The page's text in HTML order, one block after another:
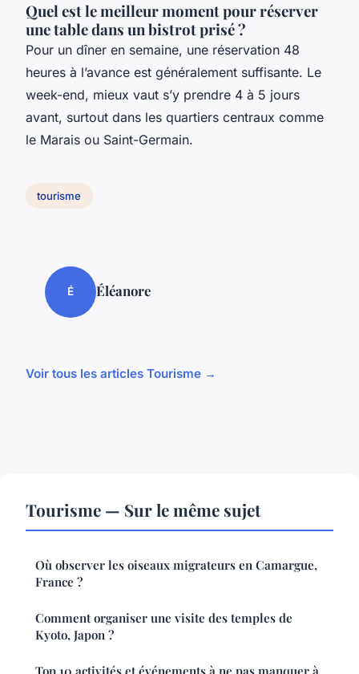
Quel est le meilleur moment pour réserver
une table dans un bistrot prisé ?
Pour un dîner en semaine, une réservation 48
heures à l’avance est généralement suffisante. Le
week-end, mieux vaut s’y prendre 4 à 5 jours
avant, surtout dans les quartiers centraux comme
le Marais ou Saint-Germain.
tourisme
É Éléanore
Voir tous les articles Tourisme →
Tourisme — Sur le même sujet
Où observer les oiseaux migrateurs en Camargue,
France ?
Comment organiser une visite des temples de
Kyoto, Japon ?
Top 10 activités et événements à ne pas manquer à